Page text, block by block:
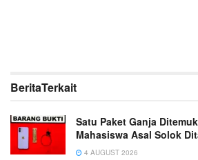
BeritaTerkait
Satu Paket Ganja
Mahasiswa Asal Solok
4 AUGUST 2026